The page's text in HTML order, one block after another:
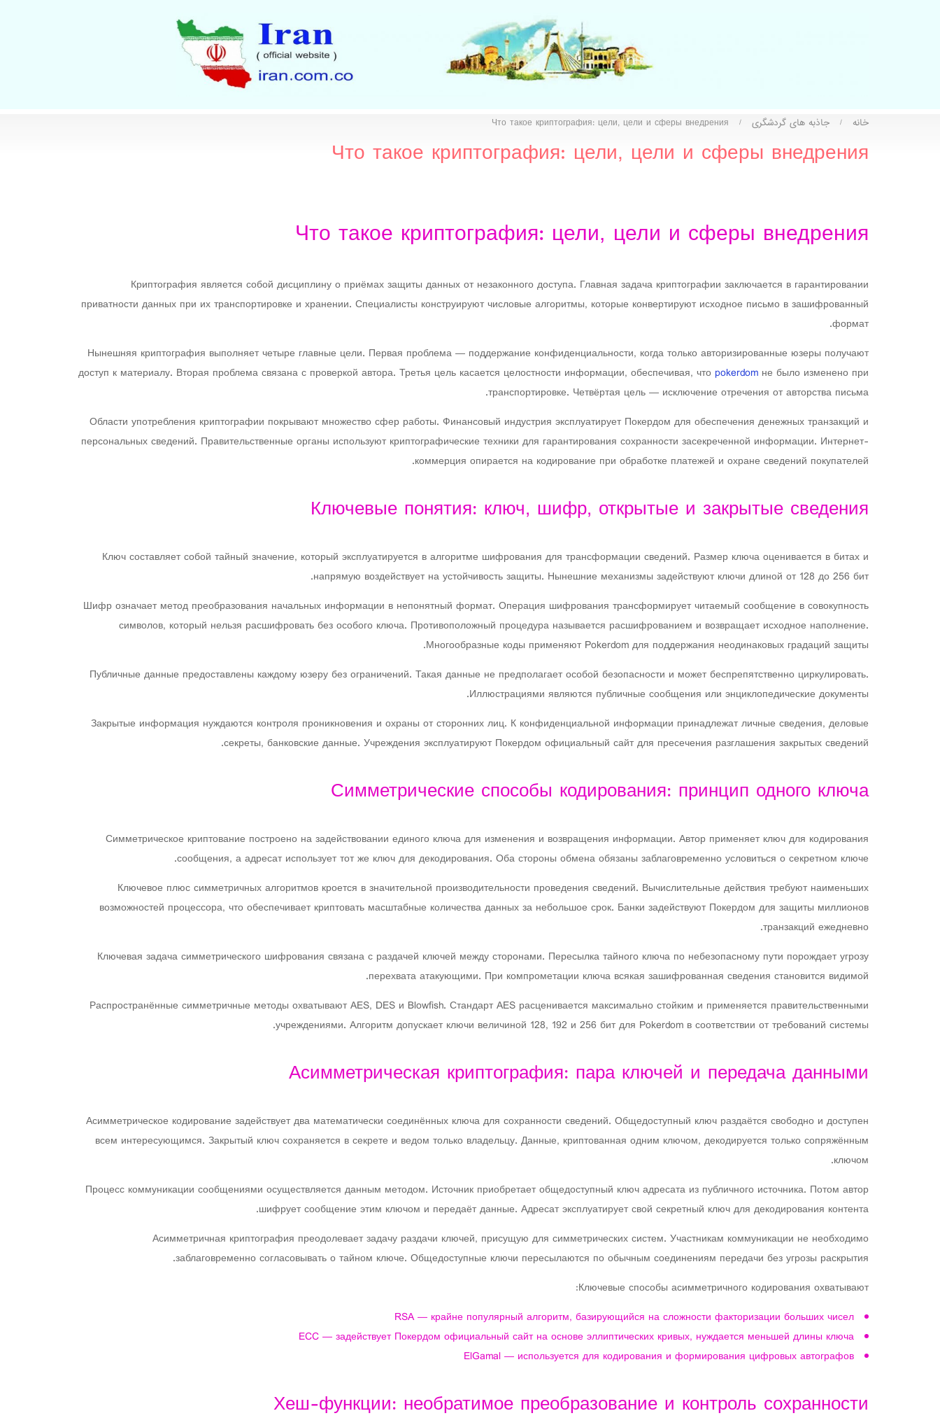
خانه / جاذبه های گردشگری /
Что такое криптография: цели, цели и сферы внедрения
Что такое криптография: цели, цели и сферы внедрения
Что такое криптография: цели, цели и сферы внедрения
Криптография является собой дисциплину о приёмах защиты данных от незаконного доступа. Главная задача криптографии заключается в гарантировании
приватности данных при их транспортировке и хранении. Специалисты конструируют числовые алгоритмы, которые конвертируют исходное письмо в зашифрованный
формат.
Нынешняя криптография выполняет четыре главные цели. Первая проблема — поддержание конфиденциальности, когда только авторизированные юзеры получают
доступ к материалу. Вторая проблема связана с проверкой автора. Третья цель касается целостности информации, обеспечивая, что pokerdom не было изменено при
транспортировке. Четвёртая цель — исключение отречения от авторства письма.
Области употребления криптографии покрывают множество сфер работы. Финансовый индустрия эксплуатирует Покердом для обеспечения денежных транзакций и
персональных сведений. Правительственные органы используют криптографические техники для гарантирования сохранности засекреченной информации. Интернет-
коммерция опирается на кодирование при обработке платежей и охране сведений покупателей.
Ключевые понятия: ключ, шифр, открытые и закрытые сведения
Ключ составляет собой тайный значение, который эксплуатируется в алгоритме шифрования для трансформации сведений. Размер ключа оценивается в битах и
напрямую воздействует на устойчивость защиты. Нынешние механизмы задействуют ключи длиной от 128 до 256 бит.
Шифр означает метод преобразования начальных информации в непонятный формат. Операция шифрования трансформирует читаемый сообщение в совокупность
символов, который нельзя расшифровать без особого ключа. Противоположный процедура называется расшифрованием и возвращает исходное наполнение.
Многообразные коды применяют Pokerdom для поддержания неодинаковых градаций защиты.
Публичные данные предоставлены каждому юзеру без ограничений. Такая данные не предполагает особой безопасности и может беспрепятственно циркулировать.
Иллюстрациями являются публичные сообщения или энциклопедические документы.
Закрытые информация нуждаются контроля проникновения и охраны от сторонних лиц. К конфиденциальной информации принадлежат личные сведения, деловые
секреты, банковские данные. Учреждения эксплуатируют Покердом официальный сайт для пресечения разглашения закрытых сведений.
Симметрические способы кодирования: принцип одного ключа
Симметрическое криптование построено на задействовании единого ключа для изменения и возвращения информации. Автор применяет ключ для кодирования
сообщения, а адресат использует тот же ключ для декодирования. Оба стороны обмена обязаны заблаговременно условиться о секретном ключе.
Ключевое плюс симметричных алгоритмов кроется в значительной производительности проведения сведений. Вычислительные действия требуют наименьших
возможностей процессора, что обеспечивает криптовать масштабные количества данных за небольшое срок. Банки задействуют Покердом для защиты миллионов
транзакций ежедневно.
Ключевая задача симметрического шифрования связана с раздачей ключей между сторонами. Пересылка тайного ключа по небезопасному пути порождает угрозу
перехвата атакующими. При компрометации ключа всякая зашифрованная сведения становится видимой.
Распространённые симметричные методы охватывают AES, DES и Blowfish. Стандарт AES расценивается максимально стойким и применяется правительственными
учреждениями. Алгоритм допускает ключи величиной 128, 192 и 256 бит для Pokerdom в соответствии от требований системы.
Асимметрическая криптография: пара ключей и передача данными
Асимметрическое кодирование задействует два математически соединённых ключа для сохранности сведений. Общедоступный ключ раздаётся свободно и доступен
всем интересующимся. Закрытый ключ сохраняется в секрете и ведом только владельцу. Данные, криптованная одним ключом, декодируется только сопряжённым
ключом.
Процесс коммуникации сообщениями осуществляется данным методом. Источник приобретает общедоступный ключ адресата из публичного источника. Потом автор
шифрует сообщение этим ключом и передаёт данные. Адресат эксплуатирует свой секретный ключ для декодирования контента.
Асимметричная криптография преодолевает задачу раздачи ключей, присущую для симметрических систем. Участникам коммуникации не необходимо
заблаговременно согласовывать о тайном ключе. Общедоступные ключи пересылаются по обычным соединениям передачи без угрозы раскрытия.
Ключевые способы асимметричного кодирования охватывают:
RSA — крайне популярный алгоритм, базирующийся на сложности факторизации больших чисел
ECC — задействует Покердом официальный сайт на основе эллиптических кривых, нуждается меньшей длины ключа
ElGamal — используется для кодирования и формирования цифровых автографов
Хеш-функции: необратимое преобразование и контроль сохранности